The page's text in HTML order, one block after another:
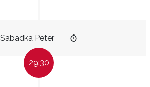
Sabadka Peter
29:30